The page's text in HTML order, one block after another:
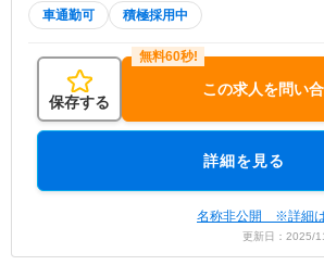
車通勤可 積極採用中
保存する
この求人を問い
詳細を見る
名称非公開 ※詳細
更新日：2025/